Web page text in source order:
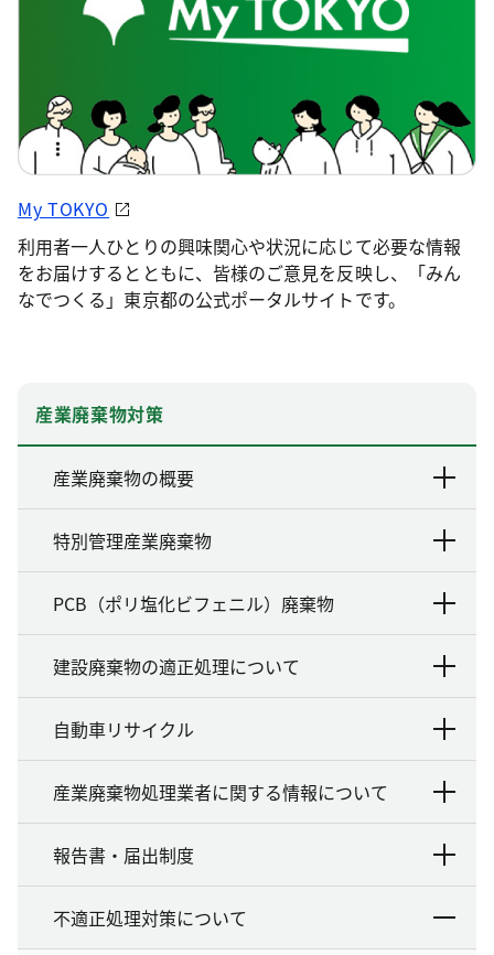
My TOKYO
利用者一人ひとりの興味関心や状況に応じて必要な情報
をお届けするとともに、皆様のご意見を反映し、「みん
なでつくる」東京都の公式ポータルサイトです。
産業廃棄物対策
産業廃棄物の概要
特別管理産業廃棄物
PCB（ポリ塩化ビフェニル）廃棄物
建設廃棄物の適正処理について
自動車リサイクル
産業廃棄物処理業者に関する情報について
報告書・届出制度
不適正処理対策について